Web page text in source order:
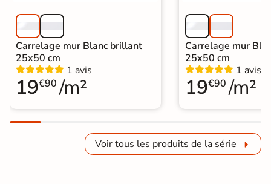
Carrelage mur Blanc brillant
25x50 cm
1 avis
19€90 /m²
Carrelage mur
25x50 cm
1 avis
19€90 /m²
Voir tous les produits de la série